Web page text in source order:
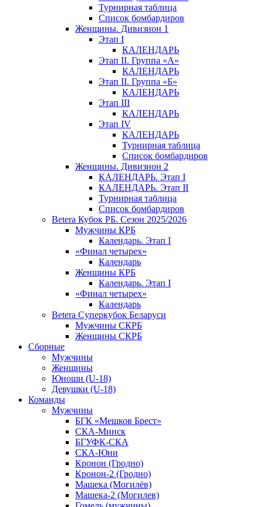
Турнирная таблица
Список бомбардиров
Женщины. Дивизион 1
Этап I
КАЛЕНДАРЬ
Этап II. Группа «А»
КАЛЕНДАРЬ
Этап II. Группа «Б»
КАЛЕНДАРЬ
Этап III
КАЛЕНДАРЬ
Этап IV
КАЛЕНДАРЬ
Турнирная таблица
Список бомбардиров
Женщины. Дивизион 2
КАЛЕНДАРЬ. Этап I
КАЛЕНДАРЬ. Этап II
Турнирная таблица
Список бомбардиров
Betera Кубок РБ. Сезон 2025/2026
Мужчины КРБ
Календарь. Этап I
«Финал четырех»
Календарь
Женщины КРБ
Календарь. Этап I
«Финал четырех»
Календарь
Betera Суперкубок Беларуси
Мужчины СКРБ
Женщины СКРБ
Сборные
Мужчины
Женщины
Юноши (U-18)
Девушки (U-18)
Команды
Мужчины
БГК «Мешков Брест»
СКА-Минск
БГУФК-СКА
СКА-Юни
Кронон (Гродно)
Кронон-2 (Гродно)
Машека (Могилёв)
Машека-2 (Могилев)